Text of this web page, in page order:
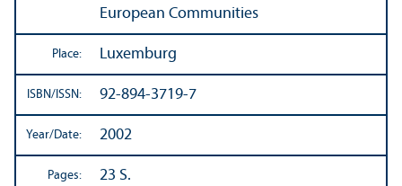
European Communities
Place: Luxemburg
ISBN/ISSN: 92-894-3719-7
Year/Date: 2002
Pages: 23 S.